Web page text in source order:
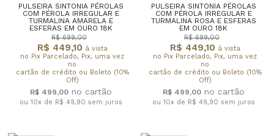
PULSEIRA SINTONIA PÉROLAS
COM PÉROLA IRREGULAR E
TURMALINA AMARELA E
ESFERAS EM OURO 18K
R$ 449,10 à vista
no Pix Parcelado, Pix, uma vez
no
cartão de crédito ou Boleto (10%
Off)
R$ 699,00
R$ 499,00
ou 10x de R$ 49,90 sem juros
PULSEIRA SINTONIA PÉROLAS
COM PÉROLA IRREGULAR E
TURMALINA ROSA E ESFERAS
EM OURO 18K
R$ 449,10 à vista
no Pix Parcelado, Pix, uma vez
no
cartão de crédito ou Boleto (10%
Off)
R$ 699,00
R$ 499,00
ou 10x de R$ 49,90 sem juros